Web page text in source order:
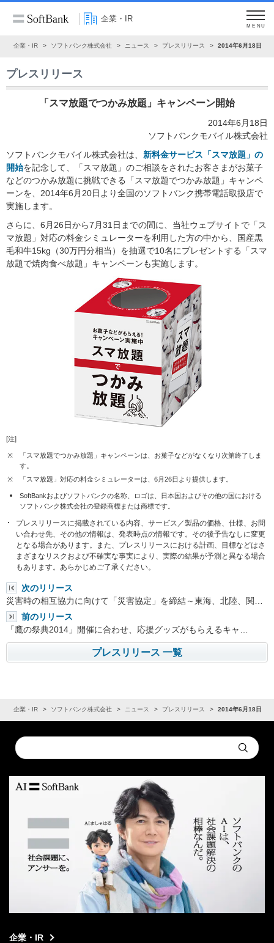
企業・IR
MENU
企業・IR ソフトバンク株式会社 ニュース プレスリリース 2014年6月18日
プレスリリース
「スマ放題でつかみ放題」キャンペーン開始
2014年6月18日
ソフトバンクモバイル株式会社
ソフトバンクモバイル株式会社は、 新料金サービス「スマ放題」の
開始を記念して、「スマ放題」のご相談をされたお客さまがお菓子
などのつかみ放題に挑戦できる「スマ放題でつかみ放題」キャンペ
ーンを、2014年6月20日より全国のソフトバンク携帯電話取扱店で
実施します。
さらに、6月26日から7月31日までの間に、当社ウェブサイトで「ス
マ放題」対応の料金シミュレーターを利用した方の中から、国産黒
毛和牛15kg（30万円分相当）を抽選で10名にプレゼントする「スマ
放題で焼肉食べ放題」キャンペーンも実施します。
[注]
※
「スマ放題でつかみ放題」キャンペーンは、お菓子などがなくなり次第終了しま
す。
※
「スマ放題」対応の料金シミュレーターは、6月26日より提供します。
SoftBankおよびソフトバンクの名称、ロゴは、日本国およびその他の国における
ソフトバンク株式会社の登録商標または商標です。
プレスリリースに掲載されている内容、サービス／製品の価格、仕様、お問
い合わせ先、その他の情報は、発表時点の情報です。その後予告なしに変更
となる場合があります。また、プレスリリースにおける計画、目標などはさ
まざまなリスクおよび不確実な事実により、実際の結果が予測と異なる場合
もあります。あらかじめご了承ください。
次のリリース
災害時の相互協力に向けて「災害協定」を締結～東海、北陸、関…
前のリリース
「鷹の祭典2014」開催に合わせ、応援グッズがもらえるキャ…
プレスリリース 一覧
企業・IR ソフトバンク株式会社 ニュース プレスリリース 2014年6月18日
Conduct
a
Submit
企業・IR